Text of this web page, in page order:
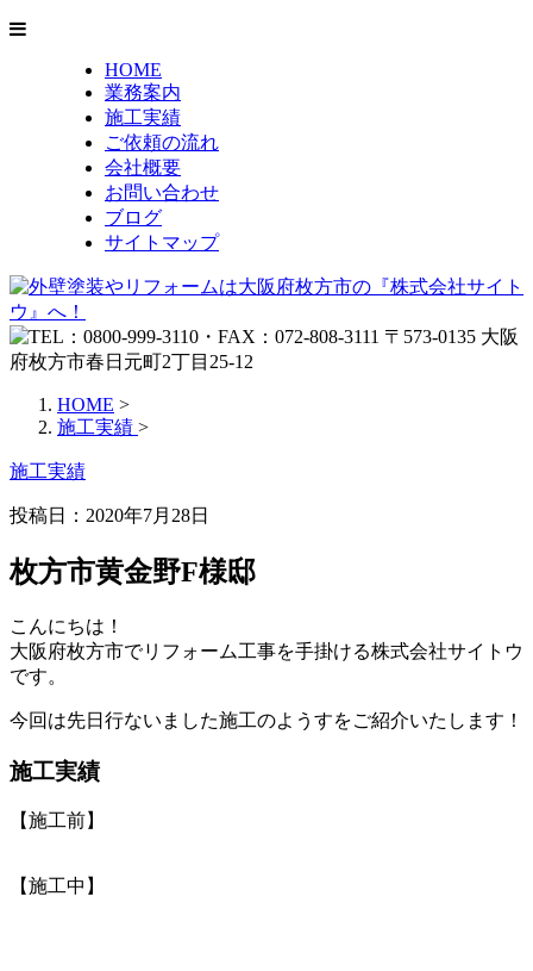
HOME
業務案内
施工実績
ご依頼の流れ
会社概要
お問い合わせ
ブログ
サイトマップ
HOME >
施工実績 >
施工実績
投稿日： 2020年7月28日
枚方市黄金野F様邸
こんにちは！
大阪府枚方市でリフォーム工事を手掛ける株式会社サイトウ
です。
今回は先日行ないました施工のようすをご紹介いたします！
施工実績
【施工前】
【施工中】